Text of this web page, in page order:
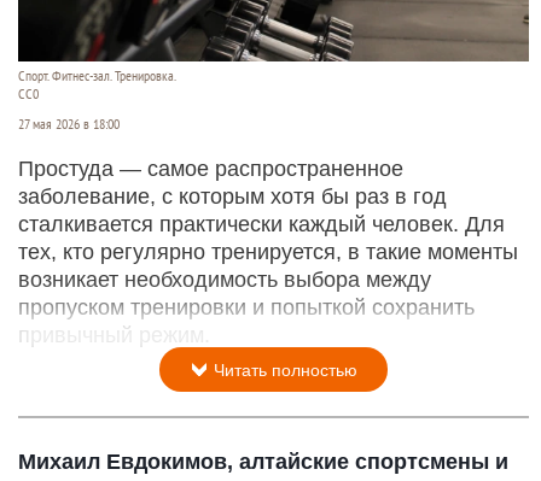
Спорт. Фитнес-зал. Тренировка.
CC0
27 мая 2026 в 18:00
Простуда — самое распространенное
заболевание, с которым хотя бы раз в год
сталкивается практически каждый человек. Для
тех, кто регулярно тренируется, в такие моменты
возникает необходимость выбора между
пропуском тренировки и попыткой сохранить
привычный режим.
Читать полностью
Михаил Евдокимов, алтайские спортсмены и